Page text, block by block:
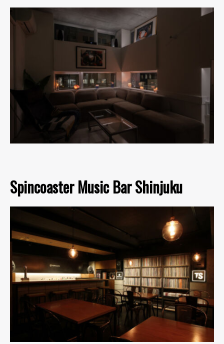
Spincoaster Music Bar Shinjuku